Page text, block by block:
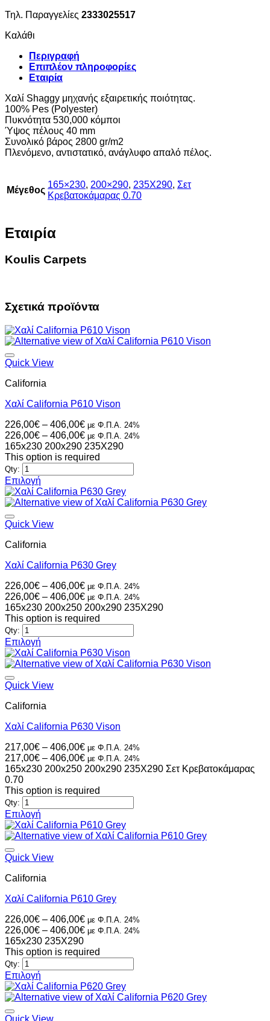
Τηλ. Παραγγελίες 2333025517
Καλάθι
Περιγραφή
Επιπλέον πληροφορίες
Εταιρία
Χαλί Shaggy μηχανής εξαιρετικής ποιότητας.
100% Pes (Polyester)
Πυκνότητα 530,000 κόμποι
Ύψος πέλους 40 mm
Συνολικό βάρος 2800 gr/m2
Πλενόμενο, αντιστατικό, ανάγλυφο απαλό πέλος.
Μέγεθος
165×230, 200×290, 235X290, Σετ
Κρεβατοκάμαρας 0.70
Εταιρία
Koulis Carpets
Σχετικά προϊόντα
Quick View
California
Χαλί California P610 Vison
226,00€ – 406,00€Price
range:
226,00€
through
με Φ.Π.Α. 24%
226,00€ – 406,00€Price
range:
226,00€
406,00€
με Φ.Π.Α. 24%
165x230 200x290 235X290
This option is required
Qty:
Επιλογή
Αυτό
το
προϊόν
έχει
παραλλαγές.
επιλογές
να
επιλεγούν
στη
σελίδα
του
προϊόντος
Quick View
California
Χαλί California P630 Grey
226,00€ – 406,00€Price
range:
226,00€
through
με Φ.Π.Α. 24%
226,00€ – 406,00€Price
range:
226,00€
406,00€
με Φ.Π.Α. 24%
165x230 200x250 200x290 235X290
This option is required
Qty:
Επιλογή
Αυτό
το
προϊόν
έχει
παραλλαγές.
επιλογές
να
επιλεγούν
στη
σελίδα
του
προϊόντος
Quick View
California
Χαλί California P630 Vison
217,00€ – 406,00€Price
range:
217,00€
406,00€
με Φ.Π.Α. 24%
217,00€ – 406,00€Price
range:
through
με Φ.Π.Α. 24%
165x230 200x250 200x290 235X290 Σετ Κρεβατοκάμαρας
0.70
This option is required
Qty:
Επιλογή
Αυτό
το
προϊόν
έχει
παραλλαγές.
επιλογές
να
επιλεγούν
στη
σελίδα
του
προϊόντος
Quick View
California
Χαλί California P610 Grey
226,00€ – 406,00€Price
range:
through
με Φ.Π.Α. 24%
226,00€ – 406,00€Price
226,00€
406,00€
με Φ.Π.Α. 24%
165x230 235X290
This option is required
Qty:
Επιλογή
Αυτό
το
προϊόν
έχει
Quick View